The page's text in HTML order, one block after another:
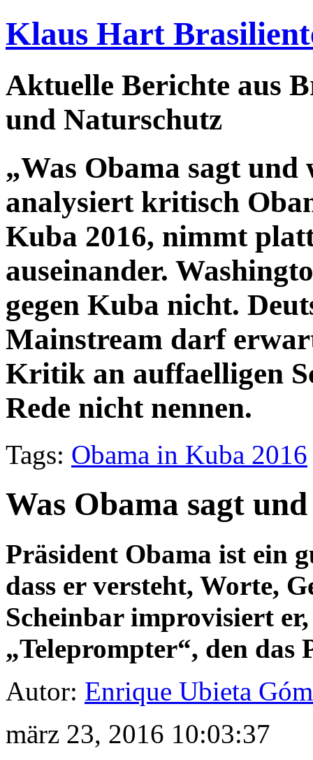
Klaus Hart
Aktuelle Berichte aus
und Naturschutz
„Was Obama sagt
analysiert kritisch
Kuba 2016, nimmt
auseinander.
gegen Kuba nicht.
Mainstream darf
Kritik an auffaelligen
Rede nicht nennen.
Tags: Obama in Kuba 2016
Was Obama sagt
Präsident Obama ist ein
dass er versteht, Worte,
Scheinbar improvisiert
„Teleprompter“, den
Autor: Enrique Ubieta
märz 23, 2016 10:03:37